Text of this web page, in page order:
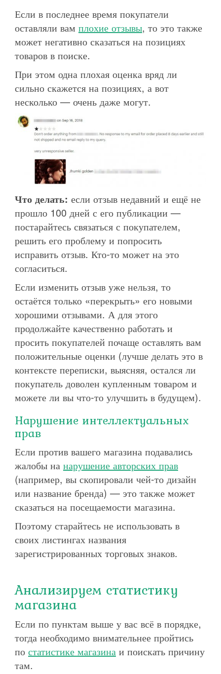
Если в последнее время покупатели
оставляли вам плохие отзывы, то это также
может негативно сказаться на позициях
товаров в поиске.
При этом одна плохая оценка вряд ли
сильно скажется на позициях, а вот
несколько — очень даже могут.
Что делать: если отзыв недавний и ещё не
прошло 100 дней с его публикации —
постарайтесь связаться с покупателем,
решить его проблему и попросить
исправить отзыв. Кто-то может на это
согласиться.
Если изменить отзыв уже нельзя, то
остаётся только «перекрыть» его новыми
хорошими отзывами. А для этого
продолжайте качественно работать и
просить покупателей почаще оставлять вам
положительные оценки (лучше делать это в
контексте переписки, выясняя, остался ли
покупатель доволен купленным товаром и
можете ли вы что-то улучшить в будущем).
Нарушение интеллектуальных
прав
Если против вашего магазина подавались
жалобы на нарушение авторских прав
(например, вы скопировали чей-то дизайн
или название бренда) — это также может
сказаться на посещаемости магазина.
Поэтому старайтесь не использовать в
своих листингах названия
зарегистрированных торговых знаков.
Анализируем статистику
магазина
Если по пунктам выше у вас всё в порядке,
тогда необходимо внимательнее пройтись
по статистике магазина и поискать причину
там.